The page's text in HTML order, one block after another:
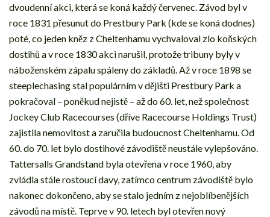
dvoudenní akci, která se koná každý červenec. Závod byl v
roce 1831 přesunut do Prestbury Park (kde se koná dodnes)
poté, co jeden kněz z Cheltenhamu vychvaloval zlo koňských
dostihů a v roce 1830 akci narušil, protože tribuny byly v
náboženském zápalu spáleny do základů. Až v roce 1898 se
steeplechasing stal populárním v dějišti Prestbury Park a
pokračoval – poněkud nejistě – až do 60. let, než společnost
Jockey Club Racecourses (dříve Racecourse Holdings Trust)
zajistila nemovitost a zaručila budoucnost Cheltenhamu. Od
60. do 70. let bylo dostihové závodiště neustále vylepšováno.
Tattersalls Grandstand byla otevřena v roce 1960, aby
zvládla stále rostoucí davy, zatímco centrum závodiště bylo
nakonec dokončeno, aby se stalo jedním z nejoblíbenějších
závodů na místě. Teprve v 90. letech byl otevřen nový